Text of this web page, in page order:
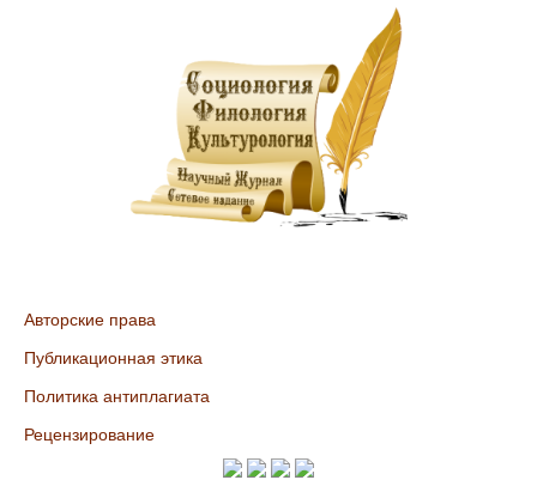
Авторские права
Публикационная этика
Политика антиплагиата
Рецензирование